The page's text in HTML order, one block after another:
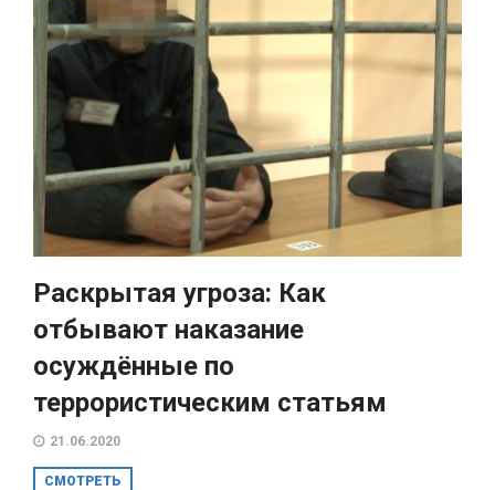
Раскрытая угроза: Как
отбывают наказание
осуждённые по
террористическим статьям
21.06.2020
СМОТРЕТЬ